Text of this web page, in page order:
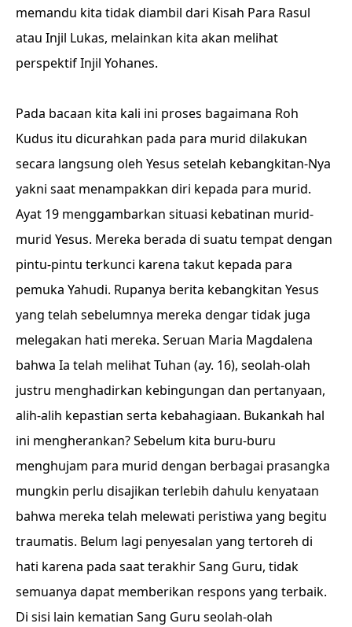
memandu kita tidak diambil dari Kisah Para Rasul
atau Injil Lukas, melainkan kita akan melihat
perspektif Injil Yohanes.
Pada bacaan kita kali ini proses bagaimana Roh
Kudus itu dicurahkan pada para murid dilakukan
secara langsung oleh Yesus setelah kebangkitan-Nya
yakni saat menampakkan diri kepada para murid.
Ayat 19 menggambarkan situasi kebatinan murid-
murid Yesus. Mereka berada di suatu tempat dengan
pintu-pintu terkunci karena takut kepada para
pemuka Yahudi. Rupanya berita kebangkitan Yesus
yang telah sebelumnya mereka dengar tidak juga
melegakan hati mereka. Seruan Maria Magdalena
bahwa Ia telah melihat Tuhan (ay. 16), seolah-olah
justru menghadirkan kebingungan dan pertanyaan,
alih-alih kepastian serta kebahagiaan. Bukankah hal
ini mengherankan? Sebelum kita buru-buru
menghujam para murid dengan berbagai prasangka
mungkin perlu disajikan terlebih dahulu kenyataan
bahwa mereka telah melewati peristiwa yang begitu
traumatis. Belum lagi penyesalan yang tertoreh di
hati karena pada saat terakhir Sang Guru, tidak
semuanya dapat memberikan respons yang terbaik.
Di sisi lain kematian Sang Guru seolah-olah